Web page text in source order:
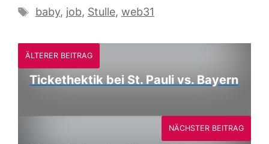
Schlagwörter
baby, job, Stulle, web31
ÄLTERER BEITRAG
Tickethektik bei St. Pauli vs. Bayern
NÄCHSTER BEITRAG